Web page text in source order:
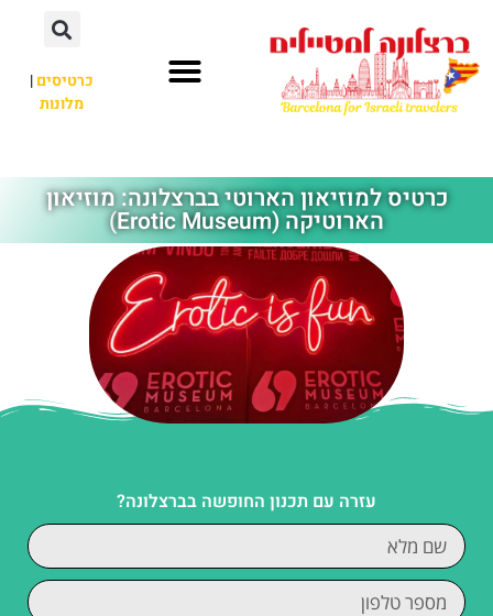
כרטיסים|
מלונות
כרטיס למוזיאון הארוטי בברצלונה: מוזיאון
הארוטיקה (Erotic Museum)
עזרה עם תכנון החופשה בברצלונה?